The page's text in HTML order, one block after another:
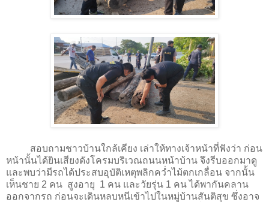
สอบถามชาวบ้านใกล้เคียง เล่าให้ทางเจ้าหน้าที่ฟังว่า ก่อน
หน้านั้นได้ยินเสียงดังโครมบริเวณถนนหน้าบ้าน จึงรีบออกมาดู
และพบว่ามีรถได้ประสบอุบัติเหตุพลิกคว่ำไม้ตกเกลื่อน จากนั้น
เห็นชาย 2 คน สูงอายุ 1 คน และวัยรุ่น 1 คน ได้พากันคลาน
ออกจากรถ ก่อนจะเดินหลบหนีเข้าไปในหมู่บ้านสันติสุข ซึ่งอาจ